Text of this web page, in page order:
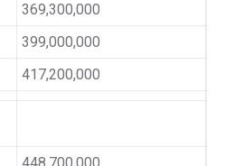
369,300,000
399,000,000
417,200,000